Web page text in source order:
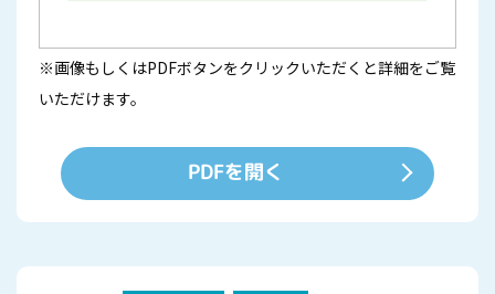
※画像もしくはPDFボタンをクリックいただくと詳細をご覧
いただけます。
PDFを開く